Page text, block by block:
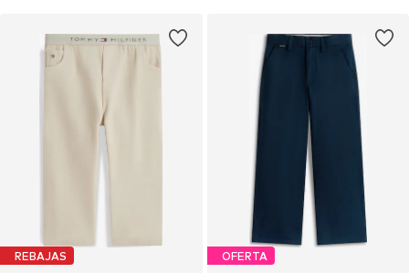
REBAJAS OFERTA